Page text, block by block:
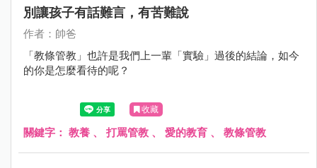
別讓孩子有話難言，有苦難說
作者：帥爸
「教條管教」也許是我們上一輩「實驗」過後的結論，如今
的你是怎麼看待的呢？
收藏
關鍵字： 教養 、 打罵管教 、 愛的教育 、 教條管教